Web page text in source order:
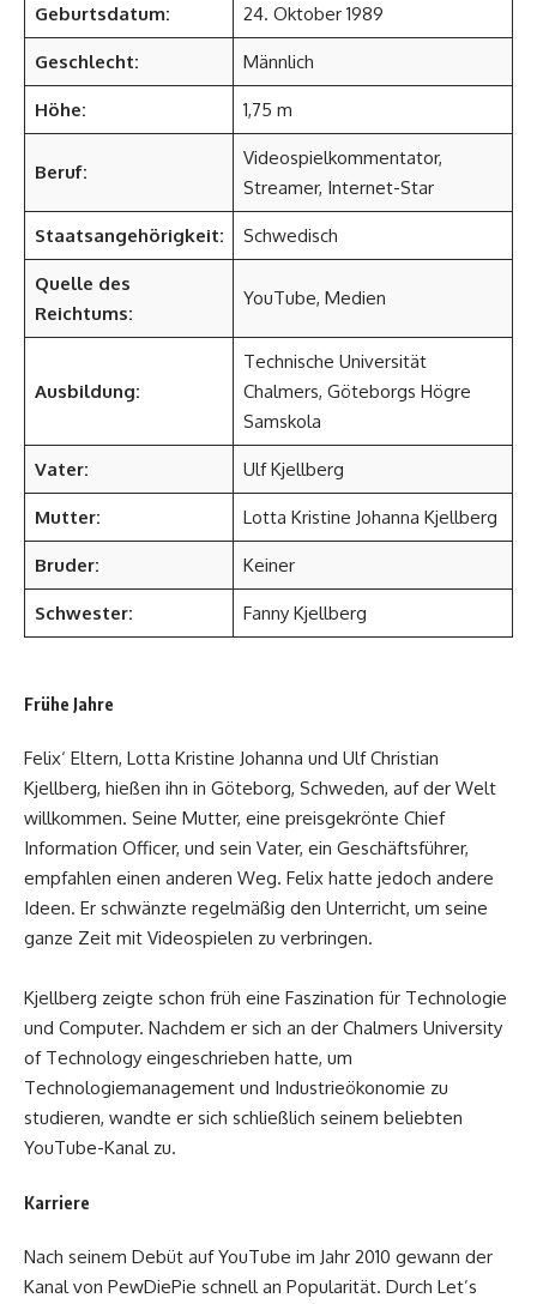
Geburtsdatum: 24. Oktober 1989
Geschlecht: Männlich
Höhe: 1,75 m
Beruf:
Videospielkommentator,
Streamer, Internet-Star
Staatsangehörigkeit: Schwedisch
Quelle des
Reichtums:
YouTube, Medien
Ausbildung:
Technische Universität
Chalmers, Göteborgs Högre
Samskola
Vater: Ulf Kjellberg
Mutter: Lotta Kristine Johanna Kjellberg
Bruder: Keiner
Schwester: Fanny Kjellberg
Frühe Jahre
Felix‘ Eltern, Lotta Kristine Johanna und Ulf Christian
Kjellberg, hießen ihn in Göteborg, Schweden, auf der Welt
willkommen. Seine Mutter, eine preisgekrönte Chief
Information Officer, und sein Vater, ein Geschäftsführer,
empfahlen einen anderen Weg. Felix hatte jedoch andere
Ideen. Er schwänzte regelmäßig den Unterricht, um seine
ganze Zeit mit Videospielen zu verbringen.
Kjellberg zeigte schon früh eine Faszination für Technologie
und Computer. Nachdem er sich an der Chalmers University
of Technology eingeschrieben hatte, um
Technologiemanagement und Industrieökonomie zu
studieren, wandte er sich schließlich seinem beliebten
YouTube-Kanal zu.
Karriere
Nach seinem Debüt auf YouTube im Jahr 2010 gewann der
Kanal von PewDiePie schnell an Popularität. Durch Let’s